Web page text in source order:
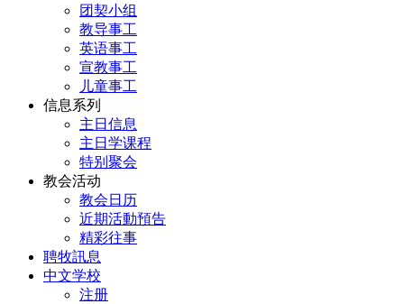
团契小组
教导事工
英语事工
宣教事工
儿童事工
信息系列
主日信息
主日学课程
特别聚会
教会活动
教会日历
近期活動預告
精彩往事
聘牧訊息
中文学校
注册